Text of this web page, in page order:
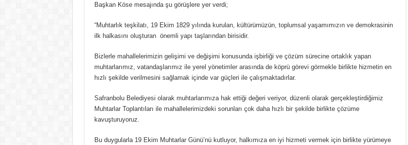
Başkan Köse mesajında şu görüşlere yer verdi;
“Muhtarlık teşkilatı, 19 Ekim 1829 yılında kurulan, kültürümüzün, toplumsal yaşamımızın ve demokrasinin
ilk halkasını oluşturan önemli yapı taşlarından birisidir.
Bizlerle mahallelerimizin gelişimi ve değişimi konusunda işbirliği ve çözüm sürecine ortaklık yapan
muhtarlarımız, vatandaşlarımız ile yerel yönetimler arasında de köprü görevi görmekle birlikte hizmetin en
hızlı şekilde verilmesini sağlamak içinde var güçleri ile çalışmaktadırlar.
Safranbolu Belediyesi olarak muhtarlarımıza hak ettiği değeri veriyor, düzenli olarak gerçekleştirdiğimiz
Muhtarlar Toplantıları ile mahallelerimizdeki sorunları çok daha hızlı bir şekilde birlikte çözüme
kavuşturuyoruz.
Bu duygularla 19 Ekim Muhtarlar Günü’nü kutluyor, halkımıza en iyi hizmeti vermek için birlikte yürümeye